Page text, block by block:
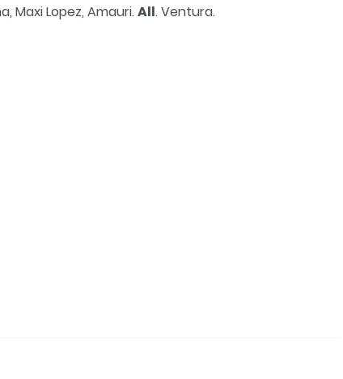
Maxi Lopez, Amauri.All. Ventura.